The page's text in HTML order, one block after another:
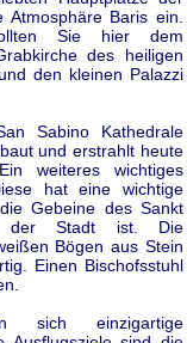
Baris ein.
Sie hier dem
des heiligen
den kleinen Palazzi
Sabino Kathedrale
und erstrahlt heute
weiteres wichtiges
hat eine wichtige
Gebeine des Sankt
der Stadt ist. Die
Bögen aus Stein
Einen Bischofsstuhl
sich einzigartige